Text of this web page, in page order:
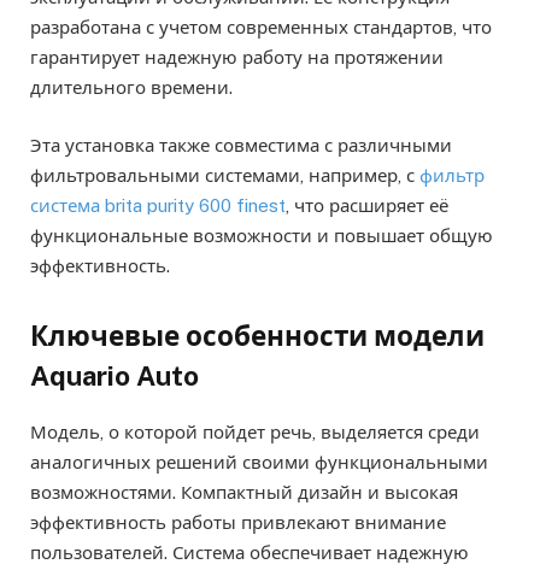
разработана с учетом современных стандартов, что
гарантирует надежную работу на протяжении
длительного времени.
Эта установка также совместима с различными
фильтровальными системами, например, с фильтр
система brita purity 600 finest , что расширяет её
функциональные возможности и повышает общую
эффективность.
Ключевые особенности модели
Aquario Auto
Модель, о которой пойдет речь, выделяется среди
аналогичных решений своими функциональными
возможностями. Компактный дизайн и высокая
эффективность работы привлекают внимание
пользователей. Система обеспечивает надежную